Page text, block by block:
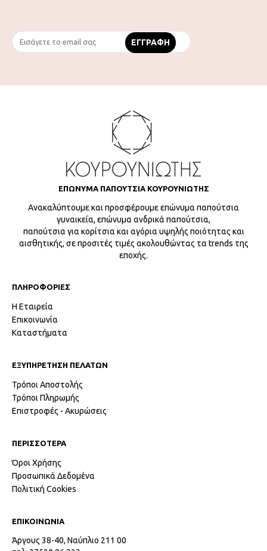
ΕΠΩΝΥΜΑ ΠΑΠΟΥΤΣΙΑ ΚΟΥΡΟΥΝΙΩΤΗΣ
Ανακαλύπτουμε και προσφέρουμε επώνυμα παπούτσια
γυναικεία, επώνυμα ανδρικά παπούτσια,
παπούτσια για κορίτσια και αγόρια υψηλής ποιότητας και
αισθητικής, σε προσιτές τιμές ακολουθώντας τα trends της
εποχής.
ΠΛΗΡΟΦΟΡΙΕΣ
Η Εταιρεία
Επικοινωνία
Καταστήματα
ΕΞΥΠΗΡΕΤΗΣΗ ΠΕΛΑΤΩΝ
Τρόποι Αποστολής
Τρόποι Πληρωμής
Επιστροφές - Ακυρώσεις
ΠΕΡΙΣΣΟΤΕΡΑ
Όροι Χρήσης
Προσωπικά Δεδομένα
Πολιτική Cookies
ΕΠΙΚΟΙΝΩΝΙΑ
Άργους 38-40, Ναύπλιο 211 00